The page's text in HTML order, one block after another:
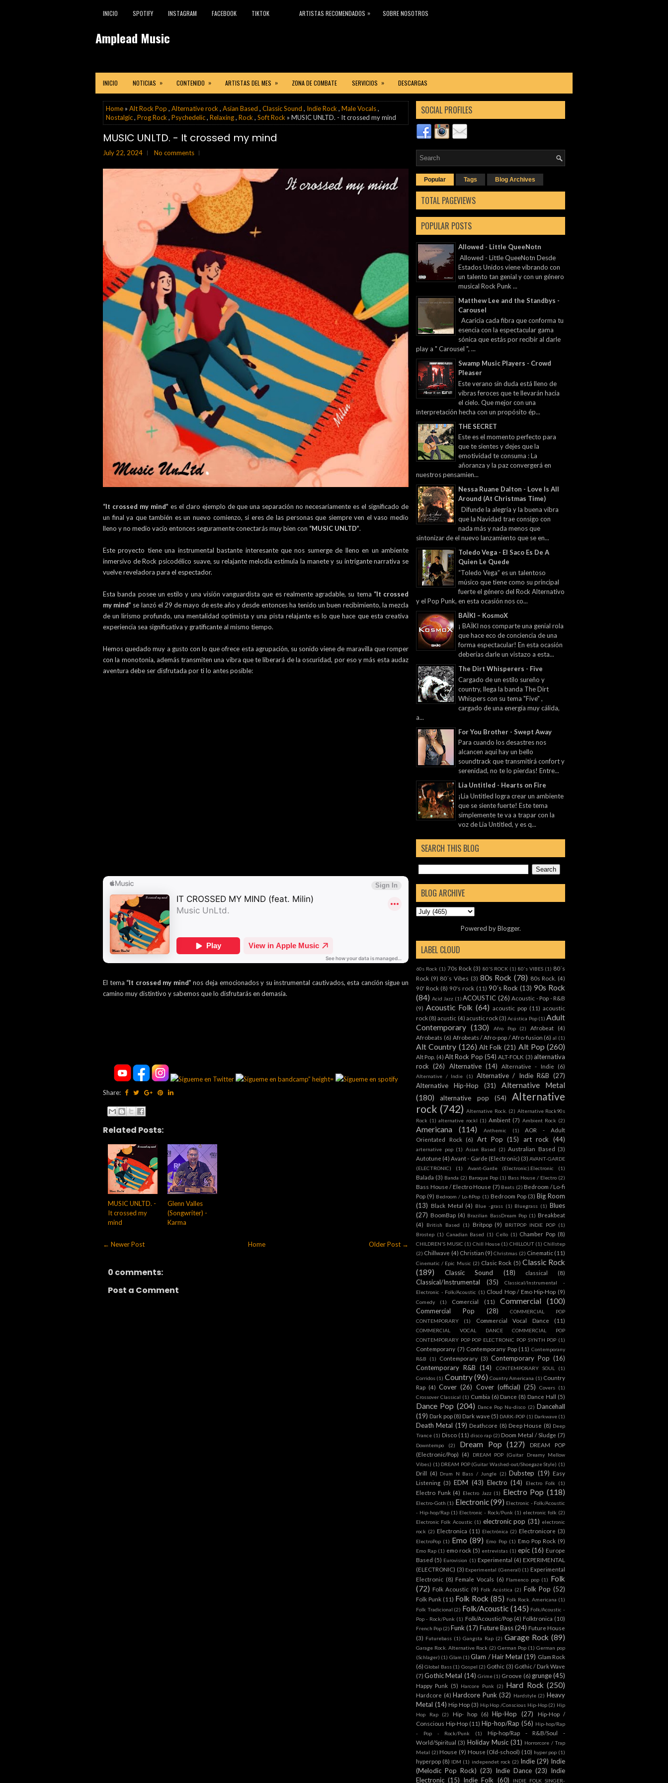
INICIO SPOTIFY INSTAGRAM FACEBOOK TIKTOK ARTISTAS RECOMENDADOS » SOBRE NOSOTROS
Amplead Music
INICIO NOTICIAS » CONTENIDO » ARTISTAS DEL MES » ZONA DE COMBATE SERVICIOS » DESCARGAS
Home » Alt Rock Pop , Alternative rock , Asian Based , Classic Sound , Indie Rock , Male Vocals,
Nostalgic, Prog Rock , Psychedelic, Relaxing, Rock , Soft Rock » MUSIC UNLTD. - It crossed my mind
MUSIC UNLTD. - It crossed my mind
July 22, 2024 No comments
“It crossed my mind” es el claro ejemplo de que una separación no necesariamente es el significado de
un final ya que también es un nuevo comienzo, si eres de las personas que siempre ven el vaso medio
lleno y no medio vacío entonces seguramente conectarás muy bien con “MUSIC UNLTD”.
Este proyecto tiene una instrumental bastante interesante que nos sumerge de lleno en un ambiente
inmersivo de Rock psicodélico suave, su relajante melodía estimula la manete y su intrigante narrativa se
vuelve reveladora para el espectador.
Esta banda posee un estilo y una visión vanguardista que es realmente agradable, su tema “It crossed
my mind” se lanzó el 29 de mayo de este año y desde entonces ha tenido un buen recibimiento, la mezcla
de un lirismo profundo, una mentalidad optimista y una pista relajante es lo que hace que esta creativa
experiencia sea significativa y gratificante al mismo tiempo.
Hemos quedado muy a gusto con lo que ofrece esta agrupación, su sonido viene de maravilla que romper
con la monotonía, además transmiten una vibra que te liberará de la oscuridad, por eso y más esta audaz
aventura debe ser disfrutada por ti lo antes posible:
El tema “It crossed my mind” nos deja emocionados y su instrumental cautivados, esta canción sigue un
camino muy distintivo y sabemos que lo disfrutarás en demasía.
Share:
Related Posts:
MUSIC UNLTD. -
It crossed my
mind
Glenn Valles
(Songwriter) -
Karma
← Newer Post Older Post →
Home
0 comments:
Post a Comment
SOCIAL PROFILES
Popular Tags Blog Archives
TOTAL PAGEVIEWS
POPULAR POSTS
Allowed - Little QueeNotn
Allowed - Little QueeNotn Desde
Estados Unidos viene vibrando con
un talento tan genial y con un género
musical Rock Punk ...
Matthew Lee and the Standbys -
Carousel
Acaricia cada fibra que conforma tu
esencia con la espectacular gama
sónica que estás por recibir al darle
play a " Carousel ", ...
Swamp Music Players - Crowd
Pleaser
Este verano sin duda está lleno de
vibras feroces que te llevarán hacia
el cielo. Que mejor con una
interpretación hecha con un propósito ép...
THE SECRET
Este es el momento perfecto para
que te sientes y dejes que la
emotividad te consuma : La
añoranza y la paz convergerá en
nuestros pensamien...
Nessa Ruane Dalton - Love Is All
Around (At Christmas Time)
Difunde la alegría y la buena vibra
que la Navidad trae consigo con
nada más y nada menos que
sintonizar de el nuevo lanzamiento que se en...
Toledo Vega - El Saco Es De A
Quien Le Quede
“Toledo Vega” es un talentoso
músico que tiene como su principal
fuerte el género del Rock Alternativo
y el Pop Punk, en esta ocasión nos co...
BAÏKI – KosmoX
¡ BAÏKI nos comparte una genial rola
que hace eco de conciencia de una
forma espectacular! En esta ocasión
deberías darle un vistazo a esta...
The Dirt Whisperers - Five
Cargado de un estilo sureño y
country, llega la banda The Dirt
Whispers con su tema "Five" ,
cargado de una energía muy cálida,
a...
For You Brother - Swept Away
Para cuando los desastres nos
alcancen aquí hay un bello
soundtrack que transmitirá confort y
serenidad, no te lo pierdas! Entre...
Lia Untitled - Hearts on Fire
¡Lia Untitled logra crear un ambiente
que se siente fuerte! Este tema
simplemente te va a trapar con la
voz de Lia Untitled, y es q...
SEARCH THIS BLOG
BLOG ARCHIVE
Powered byBlogger.
LABEL CLOUD
60s Rock (1) 70s Rock (3) 80'S ROCK (1) 80's VIBES (1) 80´s
Rock (9) 80´s Vibes (3) 80s Rock (78) 80s Rock. (4)
90' Rock (8) 90's rock (11) 90´s Rock (13) 90s Rock
(84) Acid Jazz (1) ACOUSTIC (26) Acoustic - Pop - R&B
(9) Acoustic Folk (64) acoustic pop (11) acoustic
rock (8) acustic (4) acustic rock (3) Acústica Pop (1) Adult
Contemporary (130) Afro Pop (2) Afrobeat
(4)
Afrobeats (6) Afrobeats / Afro-pop / Afro-fusion (6) al (1)
Alt Country (126) Alt Folk (21) Alt Pop (260)
Alt Pop. (4) Alt Rock Pop (54) ALT-FOLK (3) alternativa
rock (26) Alternative (14) Alternative - Indie (6)
Alternative / Indie (1) Alternative / Indie R&B (27)
Alternative Hip-Hop
(31)
Alternative Metal
(180)
alternative pop (54)
Alternative
rock (742) Alternative Rock. (2) Alternative Rock90s
Rock (1) alternative rockl (1) Ambient (7) Ambient Rock (2)
Americana (114) Anthemic (1)
AOR - Adult
Orientated Rock (6) Art Pop (15) art rock (44)
arternative pop (1) Asian Based (2) Australian Based (3)
Autotune (4) Avant - Garde (Electronic) (3) AVANT-GARDE
(ELECTRONIC)
(1) Avant-Garde (Electronic).Electronic (1)
Balada (3) Banda (2) Baroque Pop (1) Bass House / Electro (2)
Bass House / Electro House (7) Beats (2) Bedroom / Lo-fi
Pop (9) Bedroom / Lo-fiPop (1) Bedroom Pop (3) Big Room
(13) Black Metal (4) Blue -grass (1) Bluegrass (1) Blues
(27) BoomBap (4) Brazilian BassDream Pop (1) Breakbeat
(4)
British Based (1) Britpop (9) BRITPOP INDIE POP (1)
Brostep (1) Canadian Based (1) Cello (1) Chamber Pop (8)
CHILDREN'S MUSIC (1) Chill House (1) CHILLOUT (1) Chillstep
(2) Chillwave (4) Christian (9) Christmas (2) Cinematic (11)
Cinematic / Epic Music (2) Clasic Rock (5) Classic Rock
(189)
Classic Sound (18) classical (8)
Classical/Instrumental (35)
Classical/Instrumental -
Electronic - Folk/Acoustic (1) Cloud Hop / Emo Hip-Hop (9)
Comedy (1) Comercial (11) Commercial (100)
Commercial Pop (28)
COMMERCIAL POP
CONTEMPORARY
(1) Commercial Vocal Dance (11)
COMMERCIAL VOCAL DANCE COMMERCIAL POP
CONTEMPORARY POP POP ELECTRONIC POP SYNTH POP (1)
Contemporany (7) Contemporany Pop (11) Contemporany
R&B
(1) Contemporary (3) Contemporary Pop (16)
Contemporary R&B (14) CONTEMPORARY SOUL
(1)
Corridos (1) Country(96) Country Americana (1) Country
Rap (4) Cover (26) Cover (official) (25) Covers (1)
Crossover Classical (1) Cumbia (6) Dance (8) Dance Hall (5)
Dance Pop (204) Dance Pop Nu-disco (2) Dancehall
(19) Dark pop (8) Dark wave (5) DARK-POP (1) Darkwave (1)
Death Metal (19) Deathcore (8) Deep House (8) Deep
Trance (1) Disco (11) disco rap (2) Doom Metal / Sludge (7)
Downtempo (2) Dream Pop (127)
DREAM POP
(Electronic/Pop) (4)
DREAM POP (Guitar Dreamy Mellow
Vibes) (1) DREAM POP (Guitar Washed-out/Shoegaze Style) (1)
Drill (4) Drum N Bass / Jungle (2) Dubstep (19) Easy
Listening (3) EDM (43) Electro (14) Electro Folk (1)
Electro Funk (4) Electro Jazz (1) Electro Pop (118)
Electro-Goth (1) Electronic(99) Electronic - Folk/Acoustic
- Hip-hop/Rap (1) Electronic - Rock/Punk (1) electronic folk (2)
Electronic Folk Acoustic (1) electronic pop (31) electronic
rock (2) Electronica (11) Electrónica (2) Electronicore (3)
ElectroPop (1) Emo (89) Emo Pop (1) Emo Pop Rock (9)
Emo Rap (1) emo rock (5) entrevistas (1) epic (16) Europe
Based (5) Eurovision (1) Experimental (4) EXPERIMENTAL
(ELECTRONIC) (3) Experimental (General) (1) Experimental
Electronic (8) Female Vocals (6) Flamenco pop (1) Folk
(72) Folk Acoustic (9) Folk Acústica (2) Folk Pop (52)
Folk Punk (11) Folk Rock (85) Folk Rock. Americana (1)
Folk Tradicional (2) Folk/Acoustic (145) Folk/Acoustic -
Pop - Rock/Punk (1) Folk/Acoustic/Pop (4) Folktronica (10)
French Pop (2) Funk (17) Future Bass(24) Future House
(3) Futurebass (1) Gangsta Rap (2) Garage Rock (89)
Garage Rock. Alternative Rock (2) German Pop (1) German pop
(Schlager) (1) Glam (1) Glam / Hair Metal (19) Glam Rock
(6) Global Bass (1) Gospel (2) Gothic (3) Gothic / Dark Wave
(7) Gothic Metal (14) Grime (1) Groove (6) grunge (45)
Happy Punk (5) Harcore Punk (2) Hard Rock (250)
Hardcore (4) Hardcore Punk (32) Hardstyle (2) Heavy
Metal (14) Hip Hop (3) Hip Hop /Conscious Hip-Hop (2) Hip
Hop Rap
(2) Hip- hop (6) Hip-Hop (27)
Hip-Hop /
Conscious Hip-Hop (11) Hip-hop/Rap (56) Hip-hop/Rap
- Pop - Rock/Punk
(1)
Hip-hop/Rap - R&B/Soul -
World/Spiritual (3) Holiday Music (31) Horrorcore / Trap
Metal (2) House (9) House (Old-school) (10) hyper pop (1)
hyperpop (8) IDM (1) independet rock (2) Indie (29) Indie
(Melodic Pop Rock) (23) Indie Dance (23) Indie
Electronic (15) Indie Folk (60) INDIE FOLK SINGER-